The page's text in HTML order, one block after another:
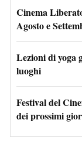
Cinema
Agosto e
Lezioni di yoga
luoghi
Festival del
dei prossimi